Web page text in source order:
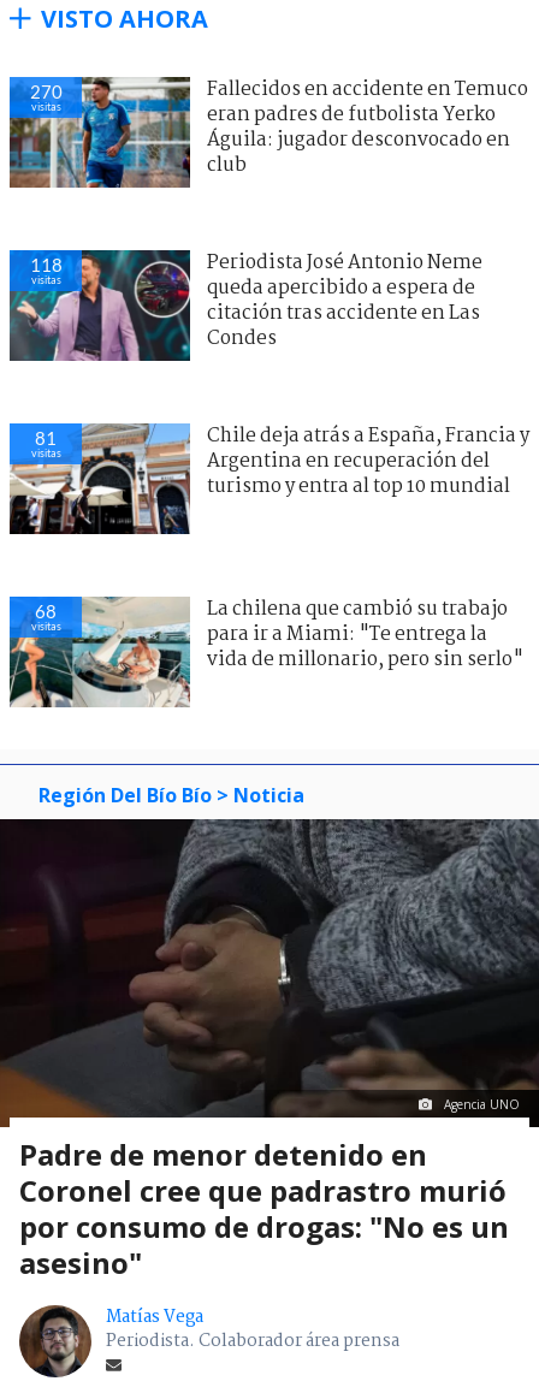
VISTO AHORA
270
visitas
Fallecidos en accidente en Temuco
eran padres de futbolista Yerko
Águila: jugador desconvocado en
club
118
visitas
Periodista José Antonio Neme
queda apercibido a espera de
citación tras accidente en Las
Condes
81
visitas
Chile deja atrás a España, Francia y
Argentina en recuperación del
turismo y entra al top 10 mundial
68
visitas
La chilena que cambió su trabajo
para ir a Miami: "Te entrega la
vida de millonario, pero sin serlo"
Región Del Bío Bío > Noticia
Agencia UNO
Padre de menor detenido en
Coronel cree que padrastro murió
por consumo de drogas: "No es un
asesino"
Matías Vega
Periodista. Colaborador área prensa